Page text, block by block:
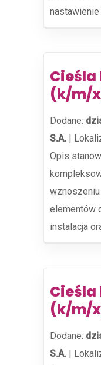
nastawienie
(k/m/
Dodane:
S.A. |
Opis
wznoszeniu
elementów
instalacja
(k/m/
Dodane:
S.A. |